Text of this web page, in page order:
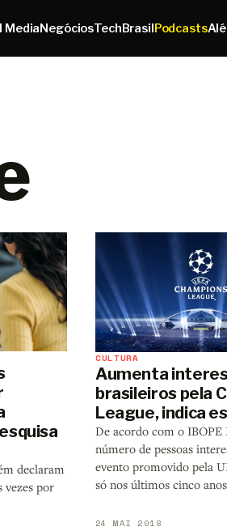
MediaNegóciosTechBrasilPodcasts
declaram
vezes por
CULTURA
Aumenta
brasileiros pela
League, indica
De acordo com o IBOPE
número de pessoas
evento promovido pela
só nos últimos cinco anos
24 MAI 2018